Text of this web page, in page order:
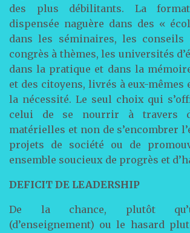
des plus débilitants. La
dispensée naguère dans des «
dans les séminaires, les conseils
congrès à thèmes, les universités
dans la pratique et dans la
et des citoyens, livrés à eux-mêmes
la nécessité. Le seul choix qui
celui de se nourrir à travers
matérielles et non de s’encombrer
projets de société ou de
ensemble soucieux de progrès et
DEFICIT DE LEADERSHIP
De la chance, plutôt
(d’enseignement) ou le hasard